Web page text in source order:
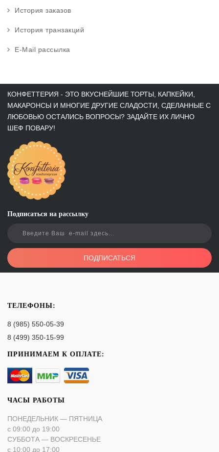
История заказов
История транзакций
E-Mail рассылка
КОНФЕТТЕРИЯ - ЭТО ВКУСНЕЙШИЕ ТОРТЫ, КАПКЕЙКИ,
МАКАРОНСЫ И МНОГИЕ ДРУГИЕ СЛАДОСТИ, СДЕЛАННЫЕ С
ЛЮБОВЬЮ ОСТАЛИСЬ ВОПРОСЫ? ЗАДАЙТЕ ИХ ЛИЧНО
ШЕФ ПОВАРУ!
Подписаться на рассылку
ПОДПИСАТЬСЯ
ТЕЛЕФОНЫ:
8 (985) 550-05-39
8 (499) 350-15-99
ПРИНИМАЕМ К ОПЛАТЕ:
ЧАСЫ РАБОТЫ
ПОНЕДЕЛЬНИК — ПЯТНИЦА
с 09:00 до 19:00
СУББОТА — ВОСКРЕСЕНЬЕ
с 10:00 до 17:00